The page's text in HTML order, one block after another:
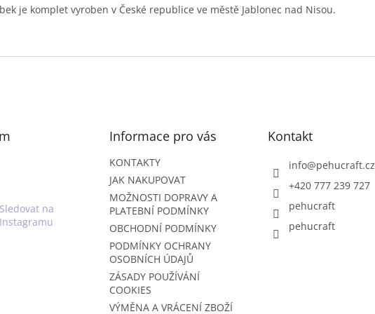
je komplet vyroben v České republice ve městě Jablonec nad Nisou.
Sledovat na
Instagramu
Informace pro vás
KONTAKTY
JAK NAKUPOVAT
MOŽNOSTI DOPRAVY A
PLATEBNÍ PODMÍNKY
OBCHODNÍ PODMÍNKY
PODMÍNKY OCHRANY
OSOBNÍCH ÚDAJŮ
ZÁSADY POUŽÍVÁNÍ
COOKIES
VÝMĚNA A VRÁCENÍ ZBOŽÍ
Kontakt
info@pehucraft.cz
+420 777 239 727
pehucraft
pehucraft